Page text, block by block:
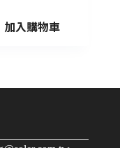
加入購物車